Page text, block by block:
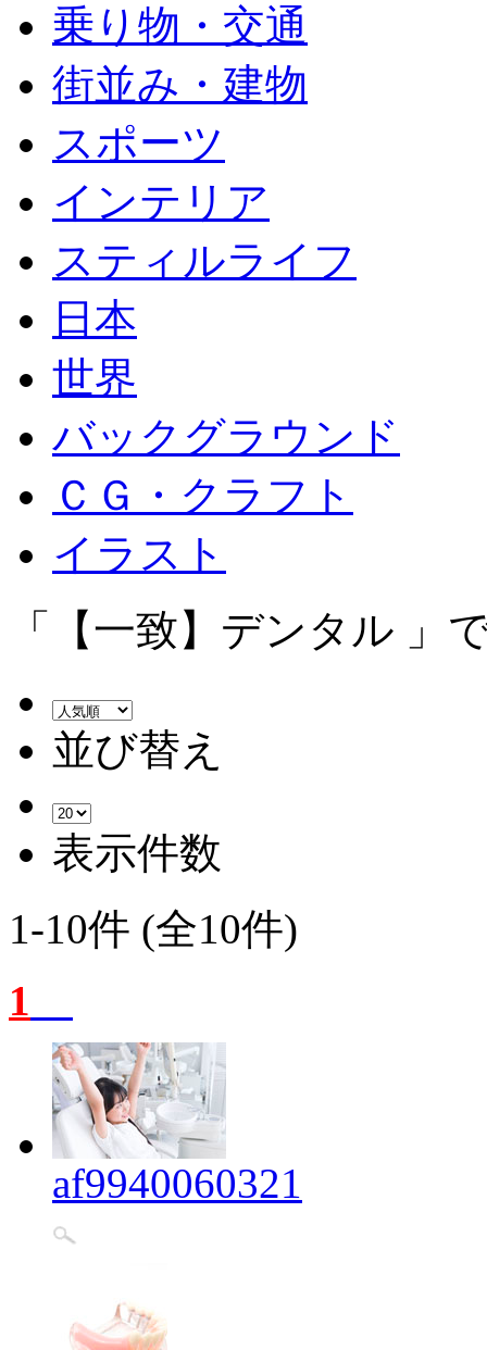
乗り物・交通
街並み・建物
スポーツ
インテリア
スティルライフ
日本
世界
バックグラウンド
ＣＧ・クラフト
イラスト
「【一致】デンタル 」
並び替え
表示件数
1-10件 (全10件)
1
af9940060321